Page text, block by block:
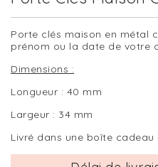
Porte clés maison en métal
prénom ou la date de votre
Dimensions :
Longueur : 40 mm
Largeur : 34 mm
Livré dans une boîte cadeau